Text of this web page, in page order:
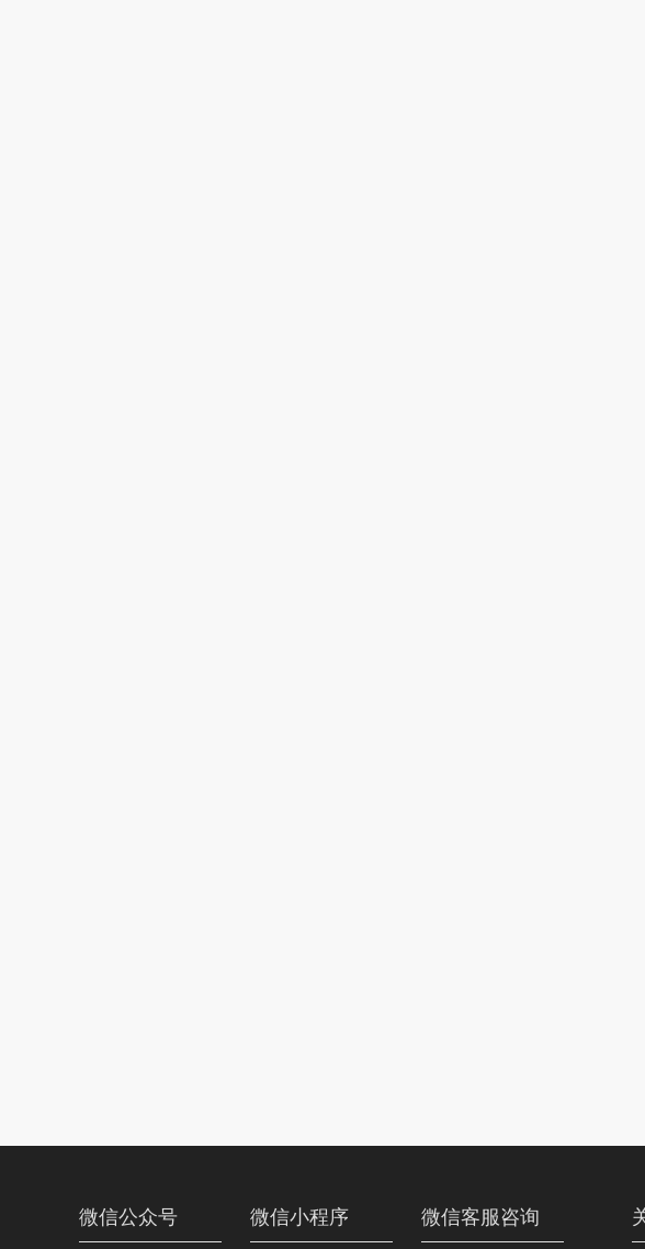
微信公众号 微信小程序 微信客服咨询